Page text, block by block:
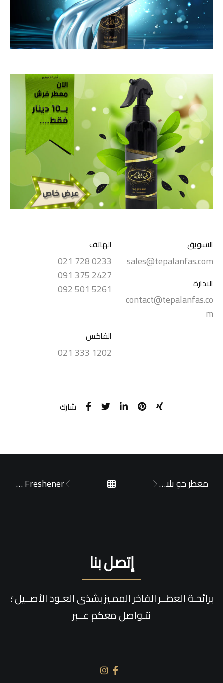
الهاتف
021 728 0233
091 375 2427
092 501 5261
التسويق
sales@tepalanfas.com
الادارة
contact@tepalanfas.co
m
الفاكس
021 333 1202
شارك
Mediaf Freshener معطر جو بلاك عود
إتصل بنا
برائحـة العطــر الفاخر الممـيز بشذى العـود الأصــيل ؛
نتـواصل معكم عــبر